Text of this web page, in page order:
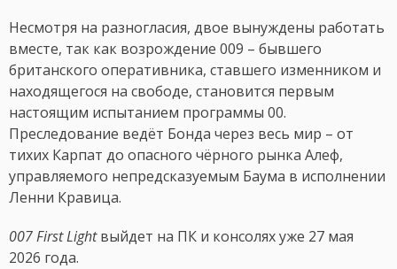
Несмотря на разногласия, двое вынуждены работать
вместе, так как возрождение 009 – бывшего
британского оперативника, ставшего изменником и
находящегося на свободе, становится первым
настоящим испытанием программы 00.
Преследование ведёт Бонда через весь мир – от
тихих Карпат до опасного чёрного рынка Алеф,
управляемого непредсказуемым Баума в исполнении
Ленни Кравица.
007 First Lightвыйдет на ПК и консолях уже 27 мая
2026 года.